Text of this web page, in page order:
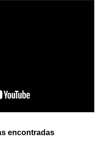
encontradas